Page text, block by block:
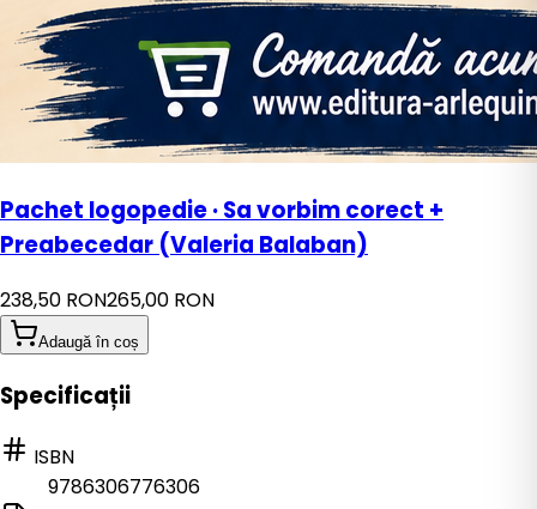
Pachet logopedie · Sa vorbim corect +
Preabecedar (Valeria Balaban)
238,50 RON265,00 RON
Adaugă în coș
Specificații
ISBN
9786306776306